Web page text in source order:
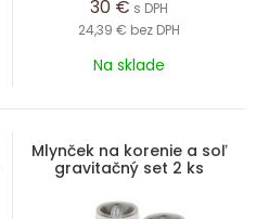
30 € s DPH
24,39 € bez DPH
Na sklade
Mlynček na korenie a soľ
gravitačný set 2 ks